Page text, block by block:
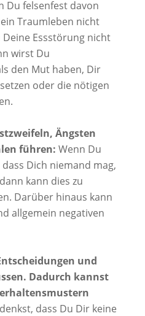
Du felsenfest davon
Traumleben nicht
Essstörung nicht
wirst Du
den Mut haben, Dir
oder die nötigen
Ängsten
führen: Wenn Du
Dich niemand mag,
kann dies zu
Darüber hinaus kann
allgemein negativen
und
Dadurch kannst
dass Du Dir keine